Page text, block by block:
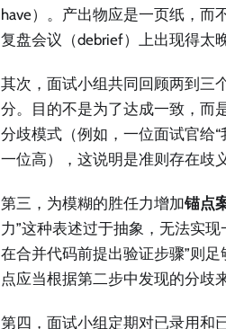
have）。产出物应是一页纸，而
复盘会议（debrief）上出现得太
其次，面试小组共同回顾两到三
分。目的不是为了达成一致，而
分歧模式（例如，一位面试官给
一位高），这说明是准则存在歧
第三，为模糊的胜任力增加锚点
力”这种表述过于抽象，无法实
在合并代码前提出验证步骤”则
点应当根据第二步中发现的分歧
第四，面试小组定期对已录用和